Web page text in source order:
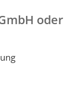
oder